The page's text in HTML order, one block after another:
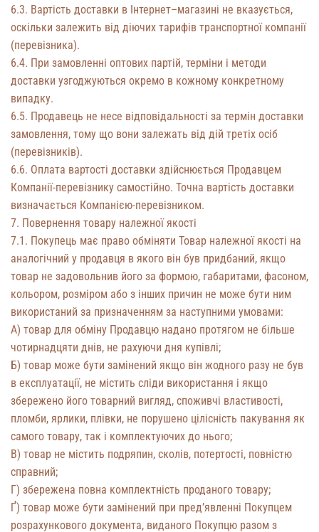
6.3. Вартість доставки в Інтернет–магазині не вказується,
оскільки залежить від діючих тарифів транспортної компанії
(перевізника).
6.4. При замовленні оптових партій, терміни і методи
доставки узгоджуються окремо в кожному конкретному
випадку.
6.5. Продавець не несе відповідальності за термін доставки
замовлення, тому що вони залежать від дій третіх осіб
(перевізників).
6.6. Оплата вартості доставки здійснюється Продавцем
Компанії-перевізнику самостійно. Точна вартість доставки
визначається Компанією-перевізником.
7. Повернення товару належної якості
7.1. Покупець має право обміняти Товар належної якості на
аналогічний у продавця в якого він був придбаний, якщо
товар не задовольнив його за формою, габаритами, фасоном,
кольором, розміром або з інших причин не може бути ним
використаний за призначенням за наступними умовами:
А) товар для обміну Продавцю надано протягом не більше
чотирнадцяти днів, не рахуючи дня купівлі;
Б) товар може бути замінений якщо він жодного разу не був
в експлуатації, не містить сліди використання і якщо
збережено його товарний вигляд, споживчі властивості,
пломби, ярлики, плівки, не порушено цілісність пакування як
самого товару, так і комплектуючих до нього;
В) товар не містить подряпин, сколів, потертості, повністю
справний;
Г) збережена повна комплектність проданого товару;
Ґ) товар може бути замінений при пред’явленні Покупцем
розрахункового документа, виданого Покупцю разом з